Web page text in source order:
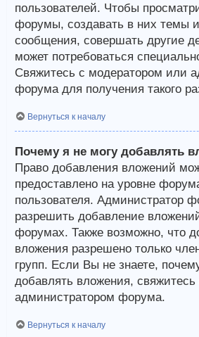
пользователей. Чтобы
форумы, создавать в них темы и
сообщения, совершать другие
может потребоваться
Свяжитесь с модератором или
форума для получения такого
Вернуться к началу
Почему я не могу добавлять
Право добавления вложений
предоставлено на уровне
пользователя. Администратор
разрешить добавление
форумах. Также возможно, что
вложения разрешено только
групп. Если Вы не знаете,
добавлять вложения, свяжитесь
администратором форума.
Вернуться к началу